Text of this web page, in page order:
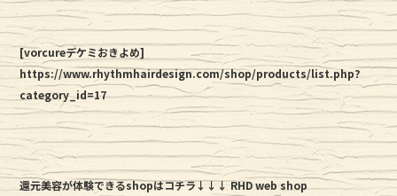
[vorcureデケミおきよめ]
https://www.rhythmhairdesign.com/shop/products/list.php?
category_id=17
還元美容が体験できるshopはコチラ↓↓↓ RHD web shop